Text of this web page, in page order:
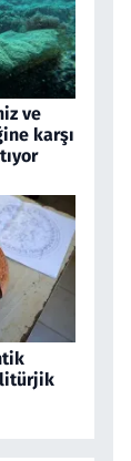
ve
karşı
litürjik